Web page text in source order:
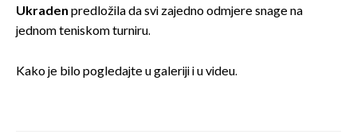
Ukraden predložila da svi zajedno odmjere snage na
jednom teniskom turniru.
Kako je bilo pogledajte u galeriji i u videu.